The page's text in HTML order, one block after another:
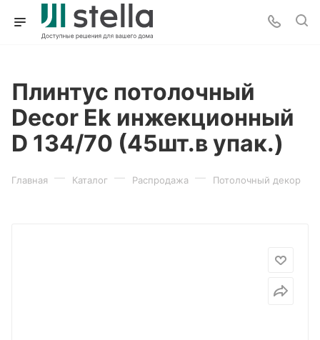
Плинтус потолочный
Decor Ek инжекционный
D 134/70 (45шт.в упак.)
Главная — Каталог — Распродажа — Потолочный декор